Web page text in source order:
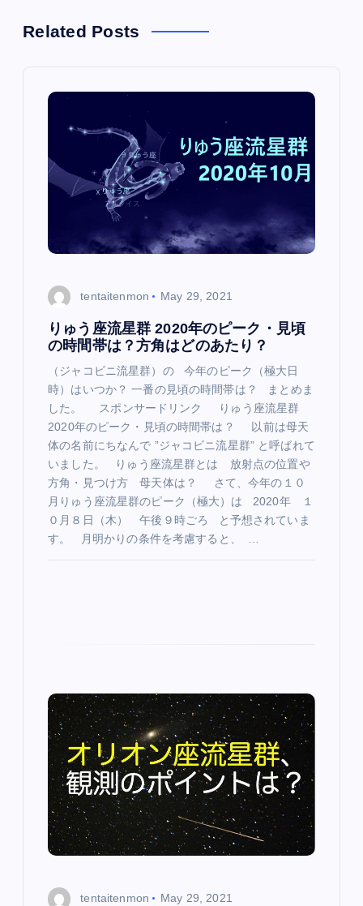
a
Related Posts
tentaitenmon May 29, 2021
りゅう座流星群 2020年のピーク・見頃
の時間帯は？方角はどのあたり？
（ジャコビニ流星群）の 今年のピーク（極大日
時）はいつか？ 一番の見頃の時間帯は？ まとめま
した。 スポンサードリンク りゅう座流星群
2020年のピーク・見頃の時間帯は？ 以前は母天
体の名前にちなんで ”ジャコビニ流星群” と呼ばれて
いました。 りゅう座流星群とは 放射点の位置や
方角・見つけ方 母天体は？ さて、今年の１０
月りゅう座流星群のピーク（極大）は 2020年 １
０月８日（木） 午後９時ごろ と予想されていま
す。 月明かりの条件を考慮すると、 …
tentaitenmon May 29, 2021